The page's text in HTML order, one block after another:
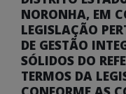
NORONHA, EM
LEGISLAÇÃO
DE GESTÃO
SÓLIDOS DO
TERMOS DA